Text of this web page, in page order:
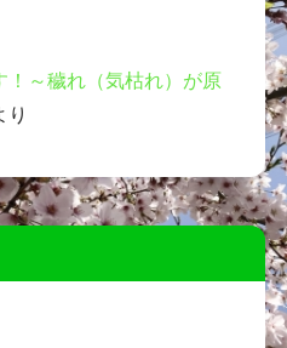
！～穢れ（気枯れ）が原
り